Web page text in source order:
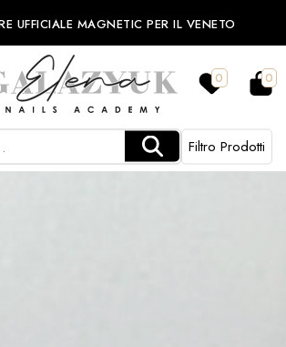
UFFICIALE MAGNETIC PER IL VENETO
0 0
Filtro Prodotti